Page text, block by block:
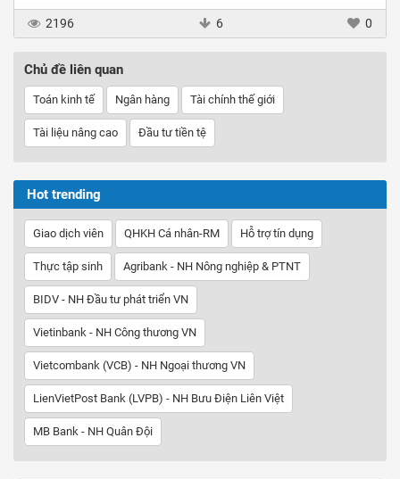
2196 6 0
Chủ đề liên quan
Toán kinh tế Ngân hàng Tài chính thế giới
Tài liệu nâng cao Đầu tư tiền tệ
Hot trending
Giao dịch viên QHKH Cá nhân-RM Hỗ trợ tín dụng
Thực tập sinh Agribank - NH Nông nghiệp & PTNT
BIDV - NH Đầu tư phát triển VN
Vietinbank - NH Công thương VN
Vietcombank (VCB) - NH Ngoại thương VN
LienVietPost Bank (LVPB) - NH Bưu Điện Liên Việt
MB Bank - NH Quân Đội